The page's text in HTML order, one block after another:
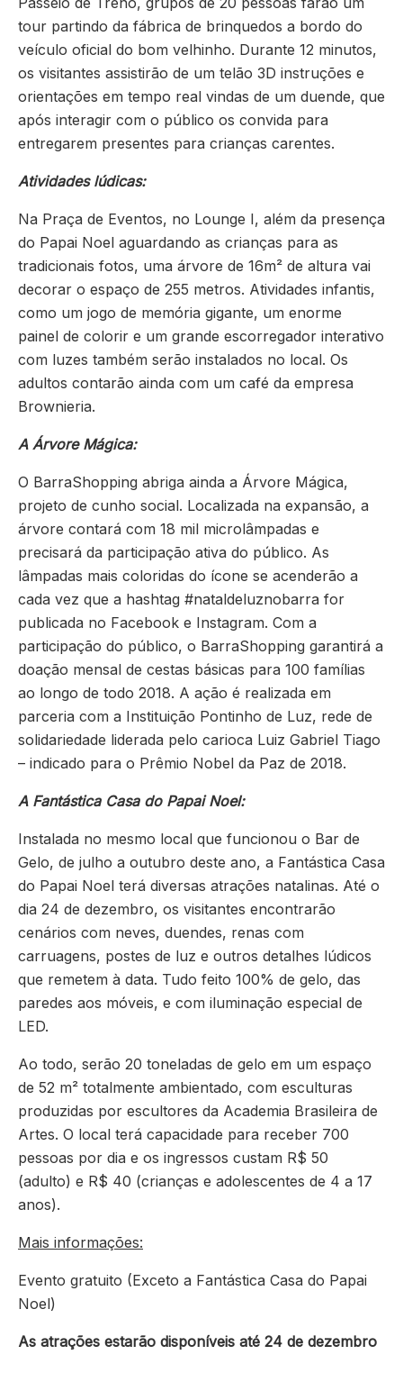
tour partindo da fábrica de brinquedos a bordo do
veículo oficial do bom velhinho. Durante 12 minutos,
os visitantes assistirão de um telão 3D instruções e
orientações em tempo real vindas de um duende, que
após interagir com o público os convida para
entregarem presentes para crianças carentes.
Atividades lúdicas:
Na Praça de Eventos, no Lounge I, além da presença
do Papai Noel aguardando as crianças para as
tradicionais fotos, uma árvore de 16m² de altura vai
decorar o espaço de 255 metros. Atividades infantis,
como um jogo de memória gigante, um enorme
painel de colorir e um grande escorregador interativo
com luzes também serão instalados no local. Os
adultos contarão ainda com um café da empresa
Brownieria.
A Árvore Mágica:
O BarraShopping abriga ainda a Árvore Mágica,
projeto de cunho social. Localizada na expansão, a
árvore contará com 18 mil microlâmpadas e
precisará da participação ativa do público. As
lâmpadas mais coloridas do ícone se acenderão a
cada vez que a hashtag #nataldeluznobarra for
publicada no Facebook e Instagram. Com a
participação do público, o BarraShopping garantirá a
doação mensal de cestas básicas para 100 famílias
ao longo de todo 2018. A ação é realizada em
parceria com a Instituição Pontinho de Luz, rede de
solidariedade liderada pelo carioca Luiz Gabriel Tiago
– indicado para o Prêmio Nobel da Paz de 2018.
A Fantástica Casa do Papai Noel:
Instalada no mesmo local que funcionou o Bar de
Gelo, de julho a outubro deste ano, a Fantástica Casa
do Papai Noel terá diversas atrações natalinas. Até o
dia 24 de dezembro, os visitantes encontrarão
cenários com neves, duendes, renas com
carruagens, postes de luz e outros detalhes lúdicos
que remetem à data. Tudo feito 100% de gelo, das
paredes aos móveis, e com iluminação especial de
LED.
Ao todo, serão 20 toneladas de gelo em um espaço
de 52 m² totalmente ambientado, com esculturas
produzidas por escultores da Academia Brasileira de
Artes. O local terá capacidade para receber 700
pessoas por dia e os ingressos custam R$ 50
(adulto) e R$ 40 (crianças e adolescentes de 4 a 17
anos).
Mais informações:
Evento gratuito (Exceto a Fantástica Casa do Papai
Noel)
As atrações estarão disponíveis até 24 de dezembro